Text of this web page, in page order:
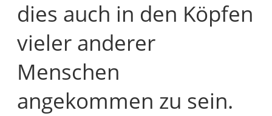
dies auch in den Köpfen
vieler anderer
Menschen
angekommen zu sein.